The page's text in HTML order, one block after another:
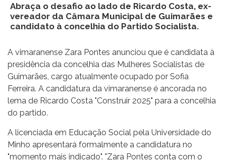
Abraça o desafio ao lado de Ricardo Costa, ex-
vereador da Câmara Municipal de Guimarães e
candidato à concelhia do Partido Socialista.
A vimaranense Zara Pontes anunciou que é candidata à
presidência da concelhia das Mulheres Socialistas de
Guimarães, cargo atualmente ocupado por Sofia
Ferreira. A candidatura da vimaranense é ancorada no
lema de Ricardo Costa "Construir 2025" para a concelhia
do partido.
A licenciada em Educação Social pela Universidade do
Minho apresentará formalmente a candidatura no
"momento mais indicado". "Zara Pontes conta com o